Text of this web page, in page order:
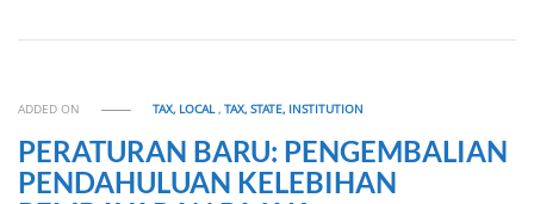
ADDED ON TAX, LOCAL,TAX, STATE, INSTITUTION
PERATURAN BARU: PENGEMBALIAN
PENDAHULUAN KELEBIHAN